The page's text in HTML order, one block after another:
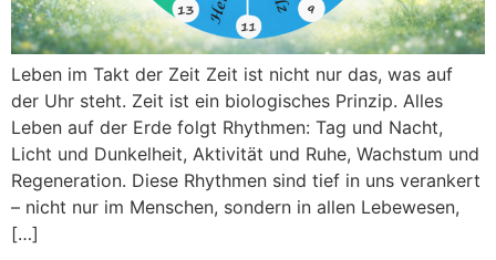
Leben im Takt der Zeit Zeit ist nicht nur das, was auf
der Uhr steht. Zeit ist ein biologisches Prinzip. Alles
Leben auf der Erde folgt Rhythmen: Tag und Nacht,
Licht und Dunkelheit, Aktivität und Ruhe, Wachstum und
Regeneration. Diese Rhythmen sind tief in uns verankert
– nicht nur im Menschen, sondern in allen Lebewesen,
[…]